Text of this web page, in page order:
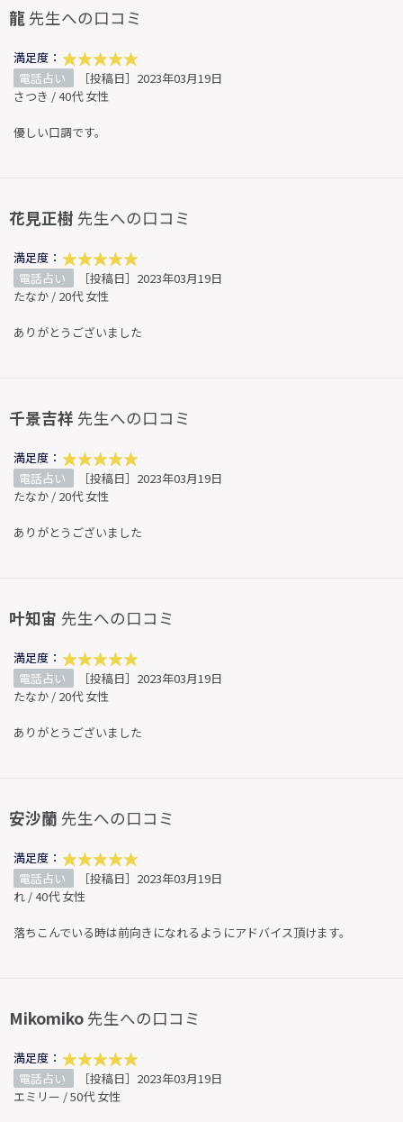
龍 先生への口コミ
満足度：
電話占い
［投稿日］2023年03月19日
さつき / 40代 女性
優しい口調です。
花見正樹 先生への口コミ
満足度：
電話占い
［投稿日］2023年03月19日
たなか / 20代 女性
ありがとうございました
千景吉祥 先生への口コミ
満足度：
電話占い
［投稿日］2023年03月19日
たなか / 20代 女性
ありがとうございました
叶知宙 先生への口コミ
満足度：
電話占い
［投稿日］2023年03月19日
たなか / 20代 女性
ありがとうございました
安沙蘭 先生への口コミ
満足度：
電話占い
［投稿日］2023年03月19日
れ / 40代 女性
落ちこんでいる時は前向きになれるようにアドバイス頂けます。
Mikomiko 先生への口コミ
満足度：
電話占い
［投稿日］2023年03月19日
エミリー / 50代 女性